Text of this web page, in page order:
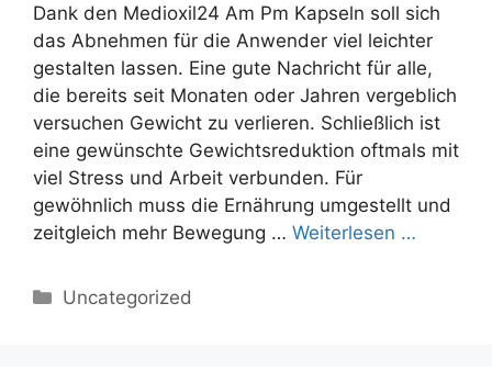
Dank den Medioxil24 Am Pm Kapseln soll sich
das Abnehmen für die Anwender viel leichter
gestalten lassen. Eine gute Nachricht für alle,
die bereits seit Monaten oder Jahren vergeblich
versuchen Gewicht zu verlieren. Schließlich ist
eine gewünschte Gewichtsreduktion oftmals mit
viel Stress und Arbeit verbunden. Für
gewöhnlich muss die Ernährung umgestellt und
zeitgleich mehr Bewegung … Weiterlesen …
Categories
Uncategorized